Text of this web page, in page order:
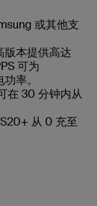
或其他支
版本提供高达
可为
率。
在 30 分钟内从
从 0 充至